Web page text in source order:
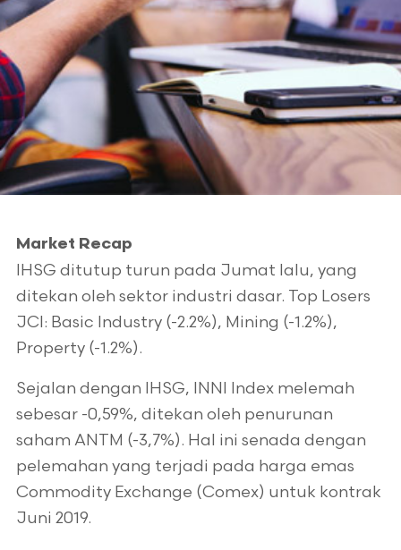
Market Recap
IHSG ditutup turun pada Jumat lalu, yang
ditekan oleh sektor industri dasar. Top Losers
JCI: Basic Industry (-2.2%), Mining (-1.2%),
Property (-1.2%).
Sejalan dengan IHSG, INNI Index melemah
sebesar -0,59%, ditekan oleh penurunan
saham ANTM (-3,7%). Hal ini senada dengan
pelemahan yang terjadi pada harga emas
Commodity Exchange (Comex) untuk kontrak
Juni 2019.